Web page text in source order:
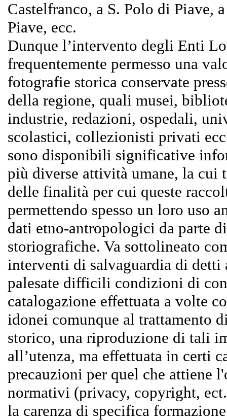
Castelfranco, a S. Polo di Piave,
Piave, ecc.
Dunque l’intervento degli Enti
frequentemente permesso una
fotografie storica conservate
della regione, quali musei,
industrie, redazioni, ospedali,
scolastici, collezionisti privati
sono disponibili significative
più diverse attività umane, la cui
delle finalità per cui queste
permettendo spesso un loro uso
dati etno-antropologici da parte
storiografiche. Va sottolineato
interventi di salvaguardia di detti
palesate difficili condizioni di
catalogazione effettuata a volte
idonei comunque al trattamento
storico, una riproduzione di tali
all’utenza, ma effettuata in certi
precauzioni per quel che attiene
normativi (privacy, copyright,
la carenza di specifica